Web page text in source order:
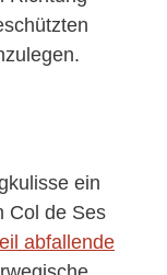
ein
Col de Ses
abfallende